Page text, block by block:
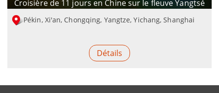
Croisière de 11 jours en Chine sur le fleuve Yangtsé
Pékin, Xi'an, Chongqing, Yangtze, Yichang, Shanghai
Détails